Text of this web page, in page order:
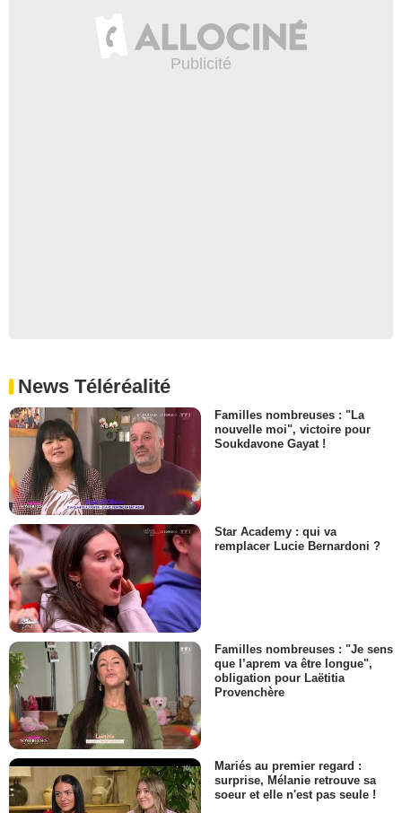
News Téléréalité
Familles nombreuses : "La
nouvelle moi", victoire pour
Soukdavone Gayat !
Star Academy : qui va
remplacer Lucie Bernardoni ?
Familles nombreuses : "Je sens
que l’aprem va être longue",
obligation pour Laëtitia
Provenchère
Mariés au premier regard :
surprise, Mélanie retrouve sa
soeur et elle n'est pas seule !